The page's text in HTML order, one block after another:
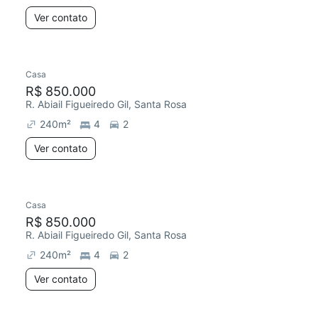
Ver contato
Casa
R$ 850.000
R. Abiail Figueiredo Gil, Santa Rosa
240m² 4
2
Ver contato
Casa
R$ 850.000
R. Abiail Figueiredo Gil, Santa Rosa
240m² 4
2
Ver contato